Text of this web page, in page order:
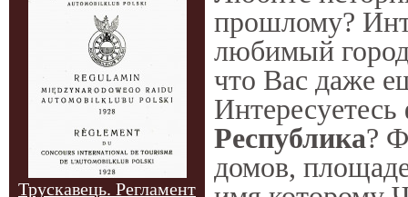
Трускавець. Регламент
прошлому?
любимый город
что Вас даже
Интересуетесь
Республика?
домов,